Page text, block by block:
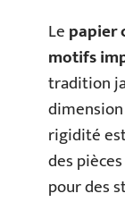
Lepapier
motifs
tradition
rigidité
des
pour des